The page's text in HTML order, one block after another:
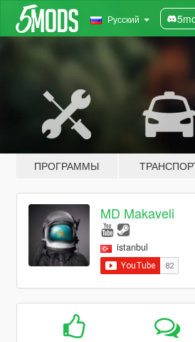
Русский
ПРОГРАММЫ
MD Makaveli
istanbul